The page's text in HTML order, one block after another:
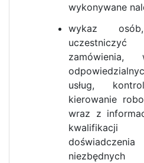
wykonywane
wykaz
uczestniczyć
zamówienia,
usług,
kierowanie
wraz z
kwalifikacji